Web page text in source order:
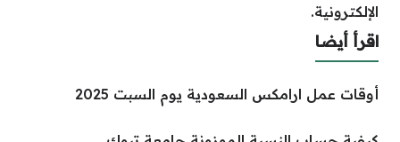
الإلكترونية.
اقرأ أيضا
أوقات عمل ارامكس السعودية يوم السبت 2025